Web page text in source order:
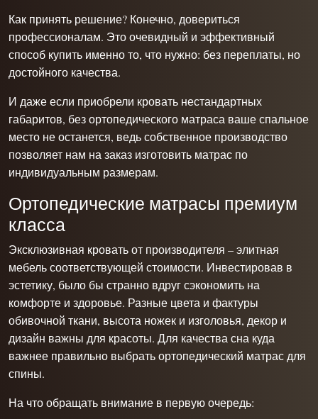
Как принять решение? Конечно, довериться
профессионалам. Это очевидный и эффективный
способ купить именно то, что нужно: без переплаты, но
достойного качества.
И даже если приобрели кровать нестандартных
габаритов, без ортопедического матраса ваше спальное
место не останется, ведь собственное производство
позволяет нам на заказ изготовить матрас по
индивидуальным размерам.
Ортопедические матрасы премиум
класса
Эксклюзивная кровать от производителя – элитная
мебель соответствующей стоимости. Инвестировав в
эстетику, было бы странно вдруг сэкономить на
комфорте и здоровье. Разные цвета и фактуры
обивочной ткани, высота ножек и изголовья, декор и
дизайн важны для красоты. Для качества сна куда
важнее правильно выбрать ортопедический матрас для
спины.
На что обращать внимание в первую очередь: